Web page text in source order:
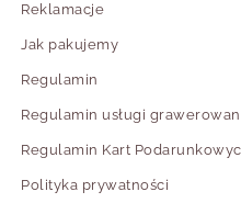
bardziej
bardziej „Twoja”
Reklamacje
Jak pakujemy
Regulamin
Regulamin usługi
Regulamin Kart
Polityka prywatności